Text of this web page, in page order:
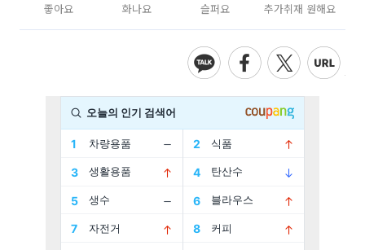
좋아요 화나요 슬퍼요 추가취재 원해요